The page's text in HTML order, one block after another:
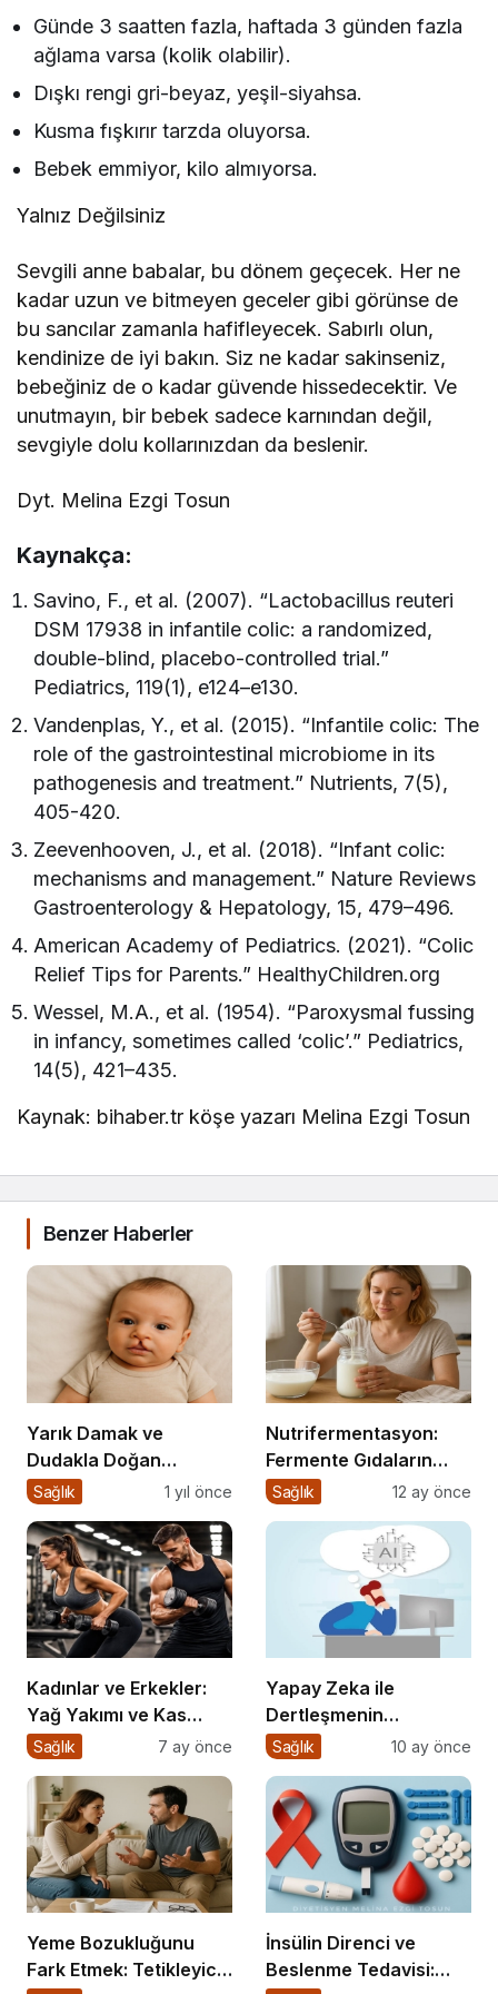
Günde 3 saatten fazla, haftada 3 günden fazla
ağlama varsa (kolik olabilir).
Dışkı rengi gri-beyaz, yeşil-siyahsa.
Kusma fışkırır tarzda oluyorsa.
Bebek emmiyor, kilo almıyorsa.
Yalnız Değilsiniz
Sevgili anne babalar, bu dönem geçecek. Her ne
kadar uzun ve bitmeyen geceler gibi görünse de
bu sancılar zamanla hafifleyecek. Sabırlı olun,
kendinize de iyi bakın. Siz ne kadar sakinseniz,
bebeğiniz de o kadar güvende hissedecektir. Ve
unutmayın, bir bebek sadece karnından değil,
sevgiyle dolu kollarınızdan da beslenir.
Dyt. Melina Ezgi Tosun
Kaynakça:
Savino, F., et al. (2007). “Lactobacillus reuteri
DSM 17938 in infantile colic: a randomized,
double-blind, placebo-controlled trial.”
Pediatrics, 119(1), e124–e130.
Vandenplas, Y., et al. (2015). “Infantile colic: The
role of the gastrointestinal microbiome in its
pathogenesis and treatment.” Nutrients, 7(5),
405-420.
Zeevenhooven, J., et al. (2018). “Infant colic:
mechanisms and management.” Nature Reviews
Gastroenterology & Hepatology, 15, 479–496.
American Academy of Pediatrics. (2021). “Colic
Relief Tips for Parents.” HealthyChildren.org
Wessel, M.A., et al. (1954). “Paroxysmal fussing
in infancy, sometimes called ‘colic’.” Pediatrics,
14(5), 421–435.
Kaynak: bihaber.tr köşe yazarı Melina Ezgi Tosun
Benzer Haberler
Yarık Damak ve
Dudakla Doğan
Bebeklerde Beslenme
Sağlık 1 yıl önce
Nutrifermentasyon:
Fermente Gıdaların
Beslenmedeki Yeri ve
Sağlık 12 ay önce
Kadınlar ve Erkekler:
Yağ Yakımı ve Kas
Gelişimi Arasındaki
Sağlık 7 ay önce
Yapay Zeka ile
Dertleşmenin
Görünmeyen
Sağlık 10 ay önce
Yeme Bozukluğunu
Fark Etmek: Tetikleyici
İnsülin Direnci ve
Beslenme Tedavisi: